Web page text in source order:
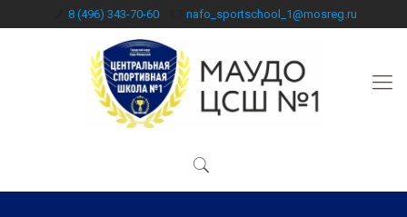
8 (496) 343-70-60 nafo_sportschool_1@mosreg.ru